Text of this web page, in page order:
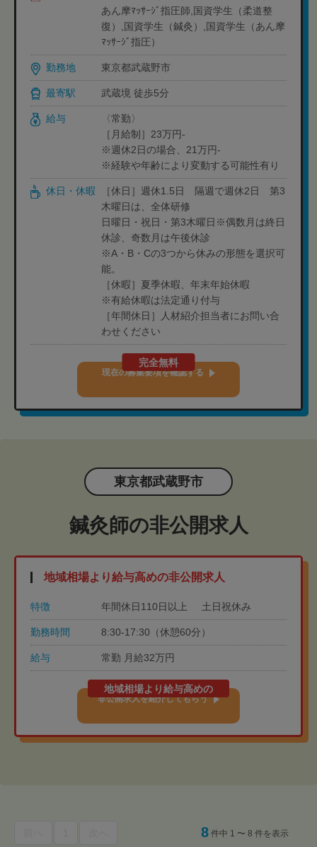
あん摩ﾏｯｻｰｼﾞ指圧師,国資学生（柔道整
復）,国資学生（鍼灸）,国資学生（あん摩
ﾏｯｻｰｼﾞ指圧）
勤務地 東京都武蔵野市
最寄駅 武蔵境 徒歩5分
給与
〈常勤〉
［月給制］23万円-
※週休2日の場合、21万円-
※経験や年齢により変動する可能性有り
休日・休暇
［休日］週休1.5日 隔週で週休2日 第3
木曜日は、全体研修
日曜日・祝日・第3木曜日※偶数月は終日
休診、奇数月は午後休診
※A・B・Cの3つから休みの形態を選択可
能。
［休暇］夏季休暇、年末年始休暇
※有給休暇は法定通り付与
［年間休日］人材紹介担当者にお問い合
わせください
完全無料
現在の募集要項を確認する
東京都武蔵野市
鍼灸師の非公開求人
地域相場より給与高めの非公開求人
特徴 年間休日110日以上 土日祝休み
勤務時間 8:30-17:30（休憩60分）
給与 常勤 月給32万円
地域相場より給与高めの
非公開求人を紹介してもらう
8 件中 1 〜 8 件を表示